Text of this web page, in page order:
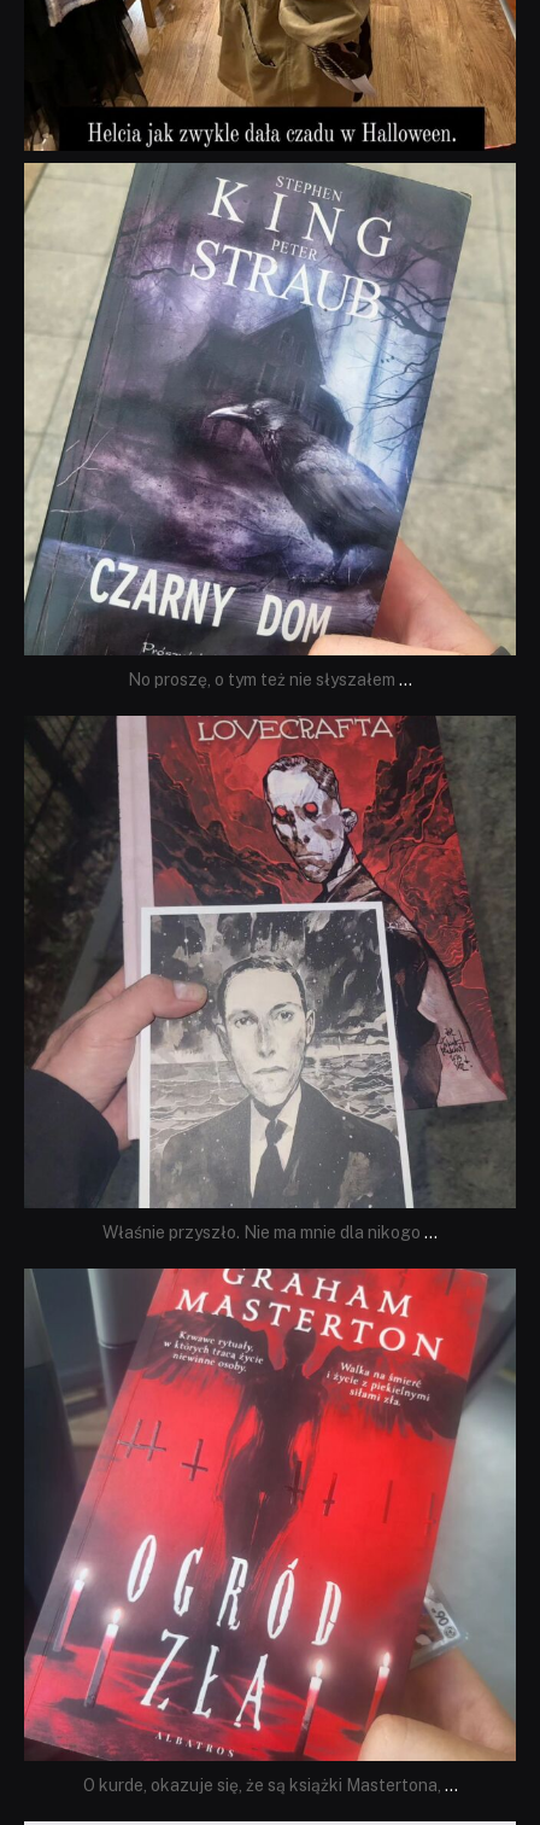
dobryhorror
Wrz 23
No proszę, o tym też nie słyszałem ...
dobryhorror
Wrz 19
Właśnie przyszło. Nie ma mnie dla nikogo ...
dobryhorror
Sie 23
O kurde, okazuje się, że są książki Mastertona, ...